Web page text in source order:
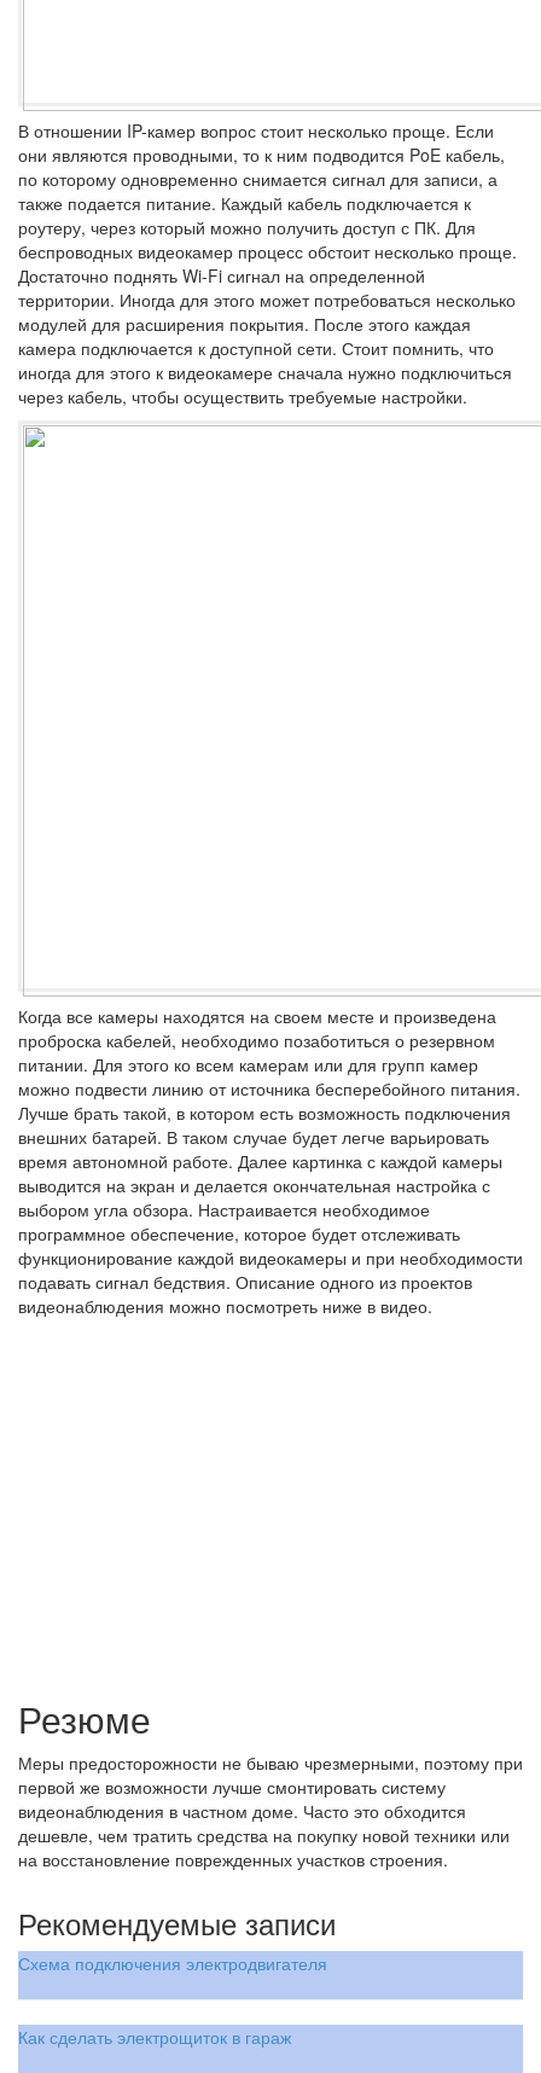
В отношении IP-камер вопрос стоит несколько проще. Если
они являются проводными, то к ним подводится PoE кабель,
по которому одновременно снимается сигнал для записи, а
также подается питание. Каждый кабель подключается к
роутеру, через который можно получить доступ с ПК. Для
беспроводных видеокамер процесс обстоит несколько проще.
Достаточно поднять Wi-Fi сигнал на определенной
территории. Иногда для этого может потребоваться несколько
модулей для расширения покрытия. После этого каждая
камера подключается к доступной сети. Стоит помнить, что
иногда для этого к видеокамере сначала нужно подключиться
через кабель, чтобы осуществить требуемые настройки.
Когда все камеры находятся на своем месте и произведена
проброска кабелей, необходимо позаботиться о резервном
питании. Для этого ко всем камерам или для групп камер
можно подвести линию от источника бесперебойного питания.
Лучше брать такой, в котором есть возможность подключения
внешних батарей. В таком случае будет легче варьировать
время автономной работе. Далее картинка с каждой камеры
выводится на экран и делается окончательная настройка с
выбором угла обзора. Настраивается необходимое
программное обеспечение, которое будет отслеживать
функционирование каждой видеокамеры и при необходимости
подавать сигнал бедствия. Описание одного из проектов
видеонаблюдения можно посмотреть ниже в видео.
Резюме
Меры предосторожности не бываю чрезмерными, поэтому при
первой же возможности лучше смонтировать систему
видеонаблюдения в частном доме. Часто это обходится
дешевле, чем тратить средства на покупку новой техники или
на восстановление поврежденных участков строения.
Рекомендуемые записи
Схема подключения электродвигателя
Как сделать электрощиток в гараж